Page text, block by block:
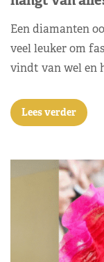
Een diamanten
veel leuker om
vindt van wel en
Lees verder